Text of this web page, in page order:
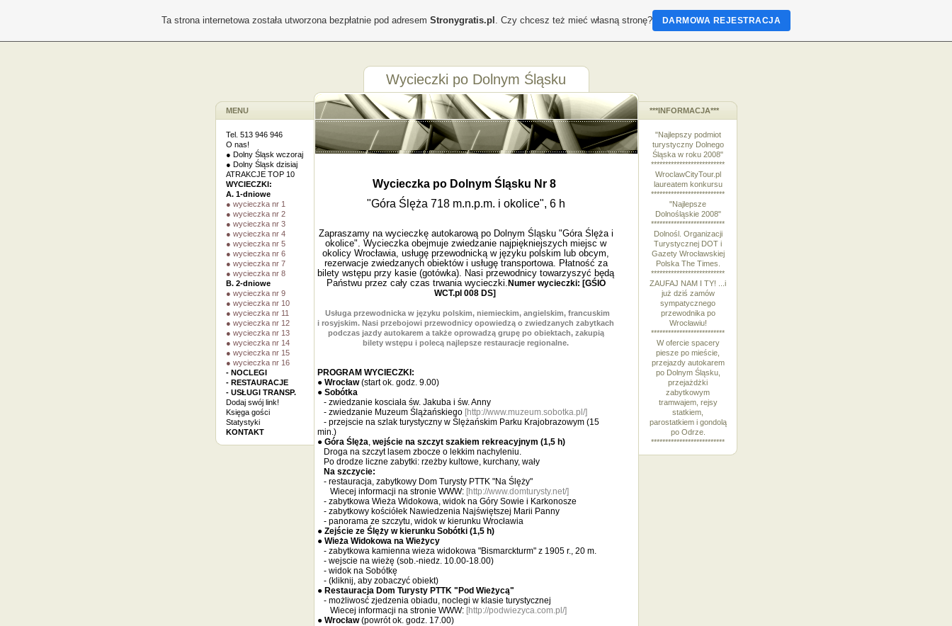
MENU
Tel. 513 946 946
O nas!
● Dolny Śląsk wczoraj
● Dolny Śląsk dzisiaj
ATRAKCJE TOP 10
WYCIECZKI:
A. 1-dniowe
● wycieczka nr 1
● wycieczka nr 2
● wycieczka nr 3
● wycieczka nr 4
● wycieczka nr 5
● wycieczka nr 6
● wycieczka nr 7
● wycieczka nr 8
B. 2-dniowe
● wycieczka nr 9
● wycieczka nr 10
● wycieczka nr 11
● wycieczka nr 12
● wycieczka nr 13
● wycieczka nr 14
● wycieczka nr 15
● wycieczka nr 16
- NOCLEGI
- RESTAURACJE
- USŁUGI TRANSP.
Dodaj swój link!
Księga gości
Statystyki
KONTAKT
Wycieczki po Dolnym Śląsku
Wycieczka po Dolnym Śląsku Nr 8
"Góra Ślęża 718 m.n.p.m. i okolice", 6 h
Zapraszamy na wycieczkę autokarową po Dolnym Śląsku "Góra Ślęża i
okolice". Wycieczka obejmuje zwiedzanie najpiękniejszych miejsc w
okolicy Wrocławia, usługę przewodnicką w języku polskim lub obcym,
rezerwacje zwiedzanych obiektów i usługę transportowa. Płatność za
bilety wstępu przy kasie (gotówka). Nasi przewodnicy towarzyszyć będą
Państwu przez cały czas trwania wycieczki. Numer wycieczki: [GŚIO
WCT.pl 008 DS]
Usługa przewodnicka w języku polskim, niemieckim, angielskim, francuskim
i rosyjskim. Nasi przebojowi przewodnicy opowiedzą o zwiedzanych zabytkach
podczas jazdy autokarem a także oprowadzą grupę po obiektach, zakupią
bilety wstępu i polecą najlepsze restauracje regionalne.
PROGRAM WYCIECZKI:
● Wrocław(start ok. godz. 9.00)
● Sobótka
- zwiedzanie kosciała św. Jakuba i św. Anny
- zwiedzanie Muzeum Ślążańskiego[http://www.muzeum.sobotka.pl/]
- przejscie na szlak turystyczny w Ślężańskim Parku Krajobrazowym (15
min.)
● Góra Ślęża, wejście na szczyt szakiem rekreacyjnym (1,5 h)
Droga na szczyt lasem zbocze o lekkim nachyleniu.
Po drodze liczne zabytki: rzeżby kultowe, kurchany, wały
Na szczycie:
- restauracja, zabytkowy Dom Turysty PTTK "Na Ślęży"
Wiecej informacji na stronie WWW: [http://www.domturysty.net/]
- zabytkowa Wieża Widokowa, widok na Góry Sowie i Karkonosze
- zabytkowy kościółek Nawiedzenia Najświętszej Marii Panny
- panorama ze szczytu, widok w kierunku Wrocławia
● Zejście ze Ślęży w kierunku Sobótki (1,5 h)
● Wieża Widokowa na Wieżycy
- zabytkowa kamienna wieza widokowa "Bismarckturm" z 1905 r., 20 m.
- wejscie na wieżę (sob.-niedz. 10.00-18.00)
- widok na Sobótkę
- (kliknij, aby zobaczyć obiekt)
●Restauracja Dom Turysty PTTK "Pod Wieżycą"
- możliwosć zjedzenia obiadu, noclegi w klasie turystycznej
Wiecej informacji na stronie WWW: [http://podwiezyca.com.pl/]
● Wrocław(powrót ok. godz. 17.00)
***INFORMACJA***
"Najlepszy podmiot
turystyczny Dolnego
Śląska w roku 2008"
**************************
WroclawCityTour.pl
laureatem konkursu
**************************
"Najlepsze
Dolnośląskie 2008"
**************************
Dolnośl. Organizacji
Turystycznej DOT i
Gazety Wrocławskiej
Polska The Times.
**************************
ZAUFAJ NAM I TY! ...i
już dziś zamów
sympatycznego
przewodnika po
Wrocławiu!
**************************
W ofercie spacery
piesze po mieście,
przejazdy autokarem
po Dolnym Śląsku,
przejażdżki
zabytkowym
tramwajem, rejsy
statkiem,
parostatkiem i gondolą
po Odrze.
**************************
Ta strona internetowa została utworzona bezpłatnie pod adresem Stronygratis.pl . Czy chcesz też mieć własną stronę? DARMOWA REJESTRACJA